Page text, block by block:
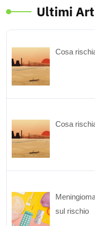
Ultimi
Cosa
Cosa
sul rischio